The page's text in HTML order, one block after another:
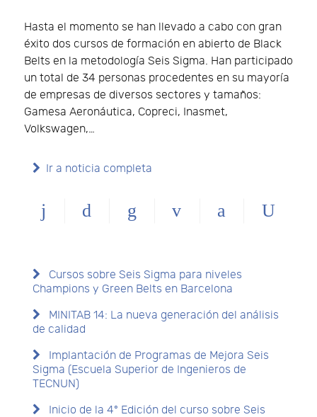
Hasta el momento se han llevado a cabo con gran
éxito dos cursos de formación en abierto de Black
Belts en la metodología Seis Sigma. Han participado
un total de 34 personas procedentes en su mayoría
de empresas de diversos sectores y tamaños:
Gamesa Aeronáutica, Copreci, Inasmet,
Volkswagen,…
Ir a noticia completa
Cursos sobre Seis Sigma para niveles
Champions y Green Belts en Barcelona
MINITAB 14: La nueva generación del análisis
de calidad
Implantación de Programas de Mejora Seis
Sigma (Escuela Superior de Ingenieros de
TECNUN)
Inicio de la 4º Edición del curso sobre Seis